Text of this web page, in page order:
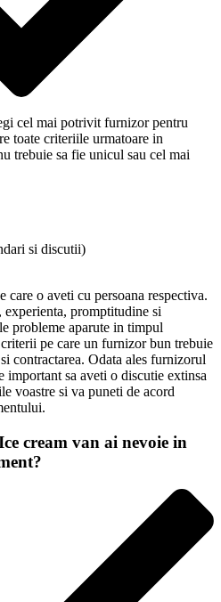
cel mai potrivit furnizor pentru
toate criteriile urmatoare in
trebuie sa fie unicul sau cel mai
si discutii)
o aveti cu persoana respectiva.
promptitudine si
probleme aparute in timpul
pe care un furnizor bun trebuie
contractarea. Odata ales furnizorul
important sa aveti o discutie extinsa
voastre si va puneti de acord
cream van ai nevoie in